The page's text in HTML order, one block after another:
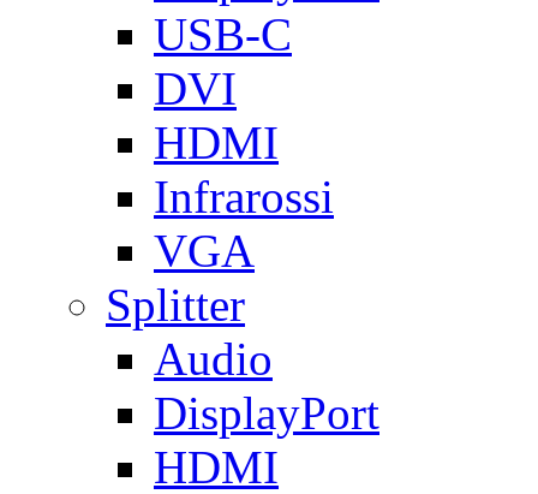
USB-C
DVI
HDMI
Infrarossi
VGA
Splitter
Audio
DisplayPort
HDMI